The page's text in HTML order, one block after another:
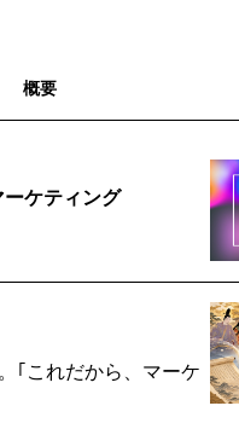
概要
ケティング
｢これだから、マーケ